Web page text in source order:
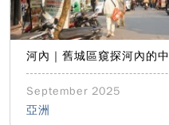
河內｜舊城區窺探河內的
September 2025
亞洲